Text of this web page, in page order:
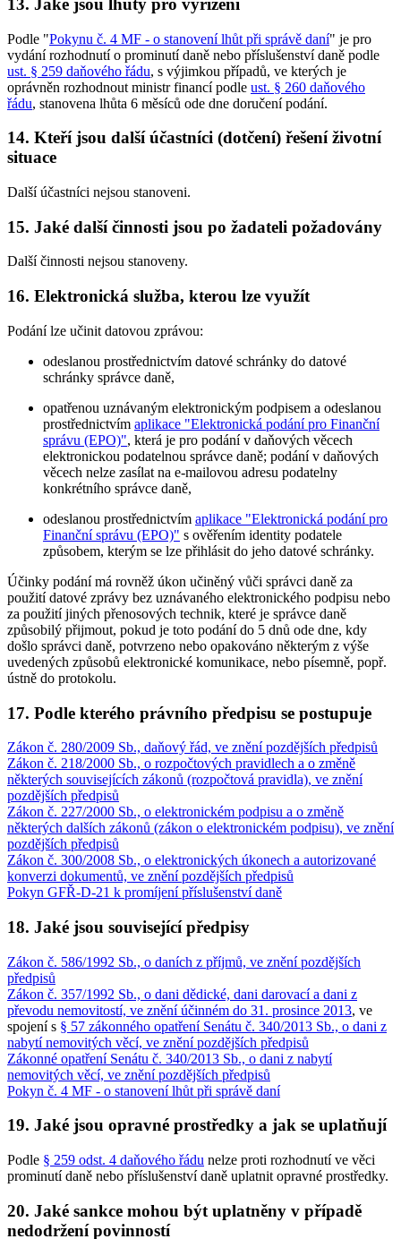
13. Jaké jsou lhůty pro vyřízení
Podle "Pokynu č. 4 MF - o stanovení lhůt při správě daní" je pro
vydání rozhodnutí o prominutí daně nebo příslušenství daně podle
ust. § 259 daňového řádu, s výjimkou případů, ve kterých je
oprávněn rozhodnout ministr financí podle ust. § 260 daňového
řádu, stanovena lhůta 6 měsíců ode dne doručení podání.
14. Kteří jsou další účastníci (dotčení) řešení životní
situace
Další účastníci nejsou stanoveni.
15. Jaké další činnosti jsou po žadateli požadovány
Další činnosti nejsou stanoveny.
16. Elektronická služba, kterou lze využít
Podání lze učinit datovou zprávou:
odeslanou prostřednictvím datové schránky do datové
schránky správce daně,
opatřenou uznávaným elektronickým podpisem a odeslanou
prostřednictvím aplikace "Elektronická podání pro Finanční
správu (EPO)", která je pro podání v daňových věcech
elektronickou podatelnou správce daně; podání v daňových
věcech nelze zasílat na e-mailovou adresu podatelny
konkrétního správce daně,
odeslanou prostřednictvím aplikace "Elektronická podání pro
Finanční správu (EPO)" s ověřením identity podatele
způsobem, kterým se lze přihlásit do jeho datové schránky.
Účinky podání má rovněž úkon učiněný vůči správci daně za
použití datové zprávy bez uznávaného elektronického podpisu nebo
za použití jiných přenosových technik, které je správce daně
způsobilý přijmout, pokud je toto podání do 5 dnů ode dne, kdy
došlo správci daně, potvrzeno nebo opakováno některým z výše
uvedených způsobů elektronické komunikace, nebo písemně, popř.
ústně do protokolu.
17. Podle kterého právního předpisu se postupuje
Zákon č. 280/2009 Sb., daňový řád, ve znění pozdějších předpisů
Zákon č. 218/2000 Sb., o rozpočtových pravidlech a o změně
některých souvisejících zákonů (rozpočtová pravidla), ve znění
pozdějších předpisů
Zákon č. 227/2000 Sb., o elektronickém podpisu a o změně
některých dalších zákonů (zákon o elektronickém podpisu), ve znění
pozdějších předpisů
Zákon č. 300/2008 Sb., o elektronických úkonech a autorizované
konverzi dokumentů, ve znění pozdějších předpisů
Pokyn GFŘ-D-21 k promíjení příslušenství daně
18. Jaké jsou související předpisy
Zákon č. 586/1992 Sb., o daních z příjmů, ve znění pozdějších
předpisů
Zákon č. 357/1992 Sb., o dani dědické, dani darovací a dani z
převodu nemovitostí, ve znění účinném do 31. prosince 2013, ve
spojení s § 57 zákonného opatření Senátu č. 340/2013 Sb., o dani z
nabytí nemovitých věcí, ve znění pozdějších předpisů
Zákonné opatření Senátu č. 340/2013 Sb., o dani z nabytí
nemovitých věcí, ve znění pozdějších předpisů
Pokyn č. 4 MF - o stanovení lhůt při správě daní
19. Jaké jsou opravné prostředky a jak se uplatňují
Podle § 259 odst. 4 daňového řádu nelze proti rozhodnutí ve věci
prominutí daně nebo příslušenství daně uplatnit opravné prostředky.
20. Jaké sankce mohou být uplatněny v případě
nedodržení povinností